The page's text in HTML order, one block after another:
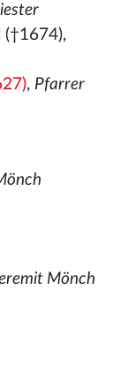
(†1674),
, Pfarrer
Mönch